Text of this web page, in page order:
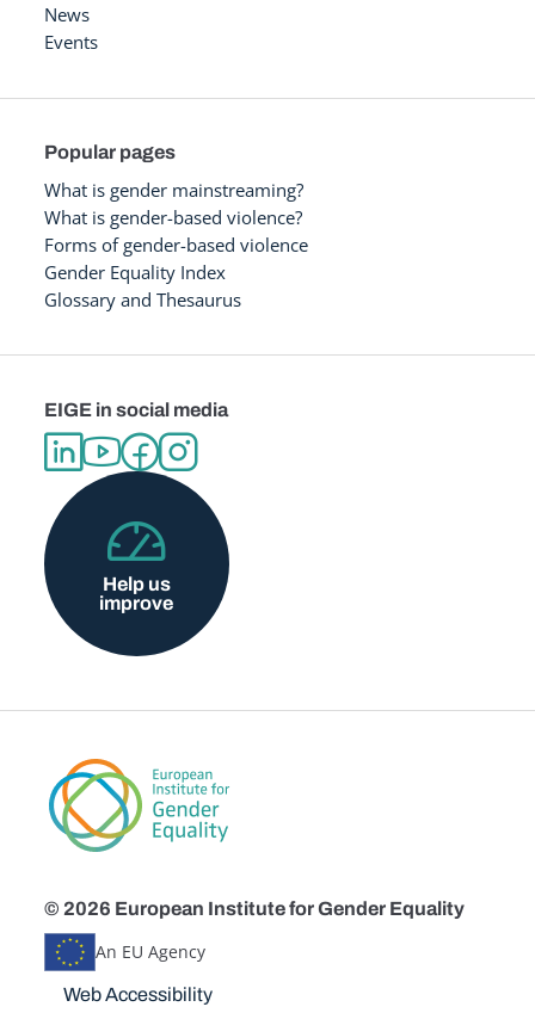
News
Events
Popular pages
What is gender mainstreaming?
What is gender-based violence?
Forms of gender-based violence
Gender Equality Index
Glossary and Thesaurus
EIGE in social media
Help us
improve
© 2026 European Institute for Gender Equality
An EU Agency
Disclaimers
Web Accessibility